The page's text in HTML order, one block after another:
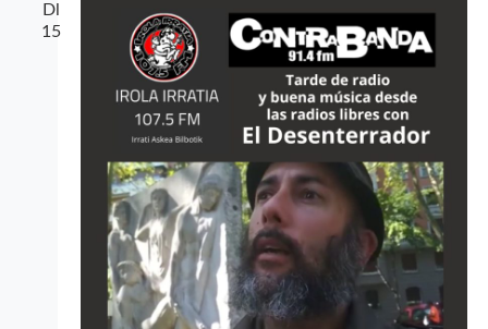
Dl
15